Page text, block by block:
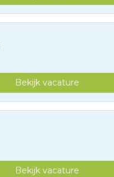
Bekijk vacature
Bekijk vacature